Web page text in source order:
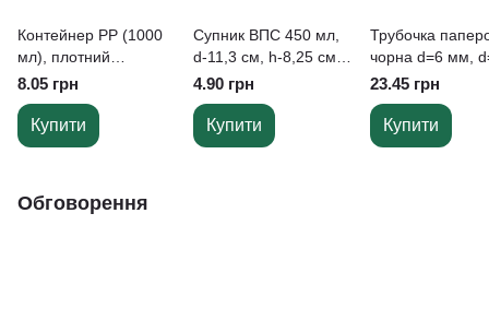
Контейнер РР (1000
мл), плотний
напівпрозор. з
кришкою,
155*95*75мм
8.05 грн
Купити
Супник ВПС 450 мл,
d-11,3 см, h-8,25 см
(50 шт/уп)
4.90 грн
Купити
Трубочка
чорна d=6 мм,
мм (25 шт/уп)
23.45 грн
Купити
Обговорення